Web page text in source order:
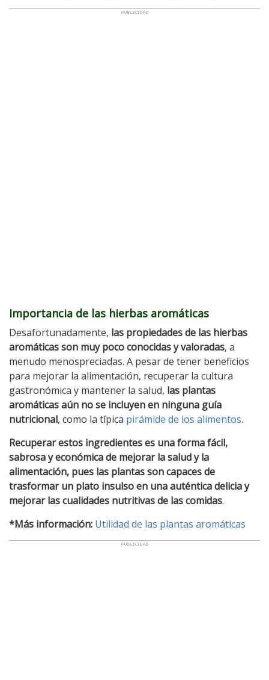
Importancia de las hierbas aromáticas
Desafortunadamente, las propiedades de las hierbas
aromáticas son muy poco conocidas y valoradas, a
menudo menospreciadas. A pesar de tener beneficios
para mejorar la alimentación, recuperar la cultura
gastronómica y mantener la salud, las plantas
aromáticas aún no se incluyen en ninguna guía
nutricional, como la típica pirámide de los alimentos.
Recuperar estos ingredientes es una forma fácil,
sabrosa y económica de mejorar la salud y la
alimentación, pues las plantas son capaces de
trasformar un plato insulso en una auténtica delicia y
mejorar las cualidades nutritivas de las comidas.
*Más información: Utilidad de las plantas aromáticas